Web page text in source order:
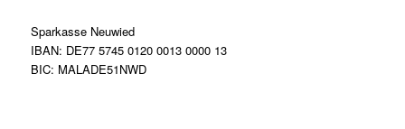
Sparkasse Neuwied
IBAN: DE77 5745 0120 0013 0000 13
BIC: MALADE51NWD